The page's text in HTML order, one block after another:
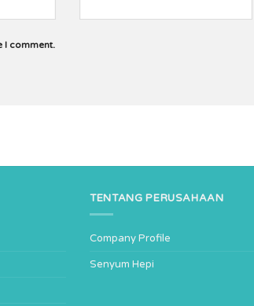
I comment.
TENTANG PERUSAHAAN
Company Profile
Senyum Hepi